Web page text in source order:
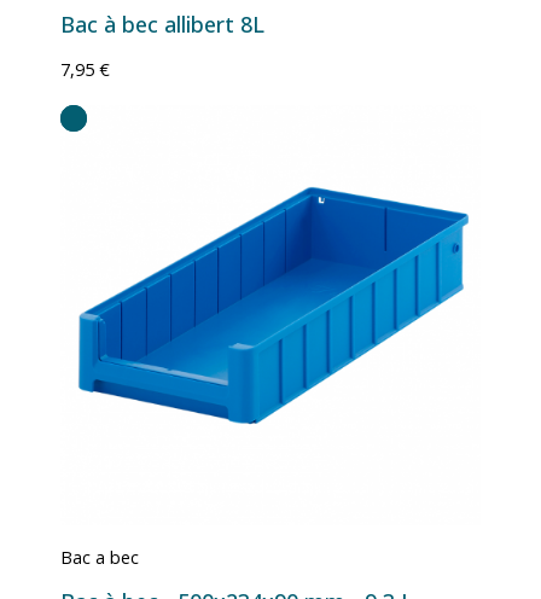
Bac à bec allibert 8L
7,95 €
Bac a bec